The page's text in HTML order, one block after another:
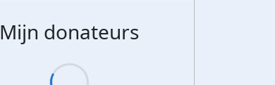
Mijn donateurs